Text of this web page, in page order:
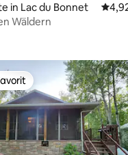
5 von 5, 37
in Lac du Bonnet
Wäldern